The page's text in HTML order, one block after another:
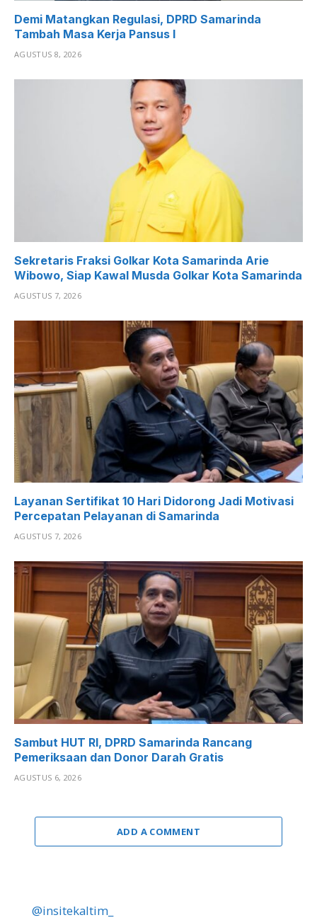
Demi Matangkan Regulasi, DPRD Samarinda
Tambah Masa Kerja Pansus I
AGUSTUS 8, 2026
Sekretaris Fraksi Golkar Kota Samarinda Arie
Wibowo, Siap Kawal Musda Golkar Kota Samarinda
AGUSTUS 7, 2026
Layanan Sertifikat 10 Hari Didorong Jadi Motivasi
Percepatan Pelayanan di Samarinda
AGUSTUS 7, 2026
Sambut HUT RI, DPRD Samarinda Rancang
Pemeriksaan dan Donor Darah Gratis
AGUSTUS 6, 2026
ADD A COMMENT
@insitekaltim_